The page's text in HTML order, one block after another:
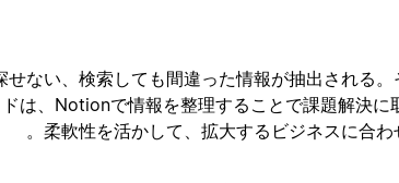
せない、検索しても間違った情報が抽出される
は、Notionで情報を整理することで課題解決
柔軟性を活かして、拡大するビジネスに合わ